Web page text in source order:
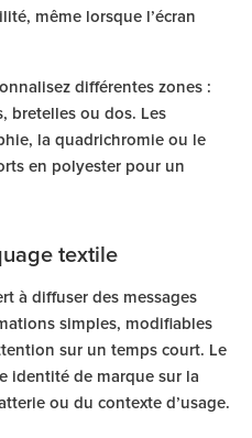
même lorsque l’écran
différentes zones :
bretelles ou dos. Les
la quadrichromie ou le
en polyester pour un
textile
à diffuser des messages
simples, modifiables
sur un temps court. Le
identité de marque sur la
ou du contexte d’usage.